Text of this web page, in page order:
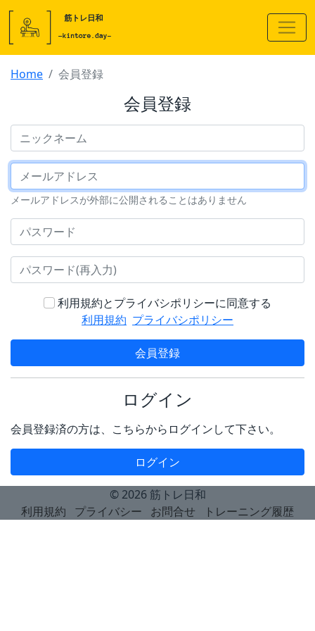
Home 会員登録
会員登録
メールアドレスが外部に公開されることはありません
利用規約とプライバシポリシーに同意する
利用規約 プライバシポリシー
会員登録
ログイン
会員登録済の方は、こちらからログインして下さい。
ログイン
© 2026 筋トレ日和
利用規約
プライバシー お問合せ トレーニング履歴